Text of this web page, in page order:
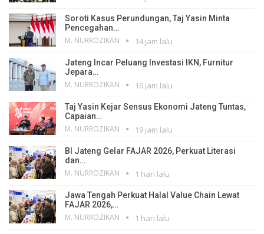
Soroti Kasus Perundungan, Taj Yasin Minta
Pencegahan…
M. NURROZIKAN 14 jam lalu
Jateng Incar Peluang Investasi IKN, Furnitur
Jepara…
M. NURROZIKAN 16 jam lalu
Taj Yasin Kejar Sensus Ekonomi Jateng Tuntas,
Capaian…
M. NURROZIKAN 19 jam lalu
BI Jateng Gelar FAJAR 2026, Perkuat Literasi
dan…
M. NURROZIKAN 1 hari lalu
Jawa Tengah Perkuat Halal Value Chain Lewat
FAJAR 2026,…
M. NURROZIKAN 1 hari lalu